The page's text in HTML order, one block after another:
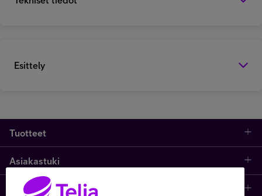
Esittely
Tuotteet
Kauppa
IT-palvelut
Asiakastuki
Etusivu
Opi ja inspiroidu